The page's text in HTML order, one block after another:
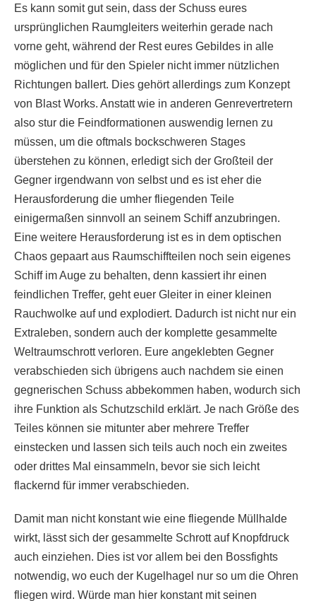
Es kann somit gut sein, dass der Schuss eures
ursprünglichen Raumgleiters weiterhin gerade nach
vorne geht, während der Rest eures Gebildes in alle
möglichen und für den Spieler nicht immer nützlichen
Richtungen ballert. Dies gehört allerdings zum Konzept
von Blast Works. Anstatt wie in anderen Genrevertretern
also stur die Feindformationen auswendig lernen zu
müssen, um die oftmals bockschweren Stages
überstehen zu können, erledigt sich der Großteil der
Gegner irgendwann von selbst und es ist eher die
Herausforderung die umher fliegenden Teile
einigermaßen sinnvoll an seinem Schiff anzubringen.
Eine weitere Herausforderung ist es in dem optischen
Chaos gepaart aus Raumschiffteilen noch sein eigenes
Schiff im Auge zu behalten, denn kassiert ihr einen
feindlichen Treffer, geht euer Gleiter in einer kleinen
Rauchwolke auf und explodiert. Dadurch ist nicht nur ein
Extraleben, sondern auch der komplette gesammelte
Weltraumschrott verloren. Eure angeklebten Gegner
verabschieden sich übrigens auch nachdem sie einen
gegnerischen Schuss abbekommen haben, wodurch sich
ihre Funktion als Schutzschild erklärt. Je nach Größe des
Teiles können sie mitunter aber mehrere Treffer
einstecken und lassen sich teils auch noch ein zweites
oder drittes Mal einsammeln, bevor sie sich leicht
flackernd für immer verabschieden.
Damit man nicht konstant wie eine fliegende Müllhalde
wirkt, lässt sich der gesammelte Schrott auf Knopfdruck
auch einziehen. Dies ist vor allem bei den Bossfights
notwendig, wo euch der Kugelhagel nur so um die Ohren
fliegen wird. Würde man hier konstant mit seinen